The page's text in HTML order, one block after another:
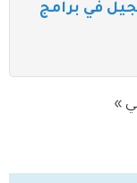
في برامج
»